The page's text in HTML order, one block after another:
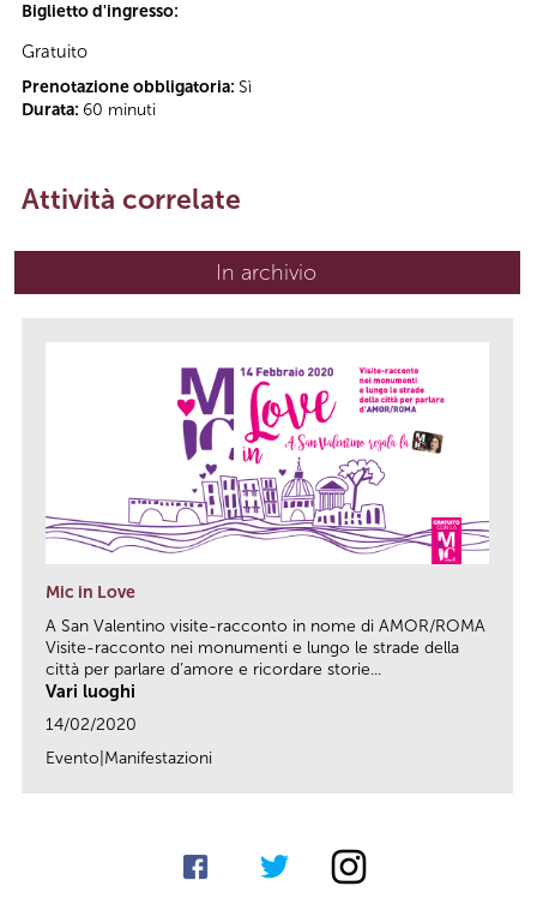
Biglietto d'ingresso:
Gratuito
Prenotazione obbligatoria: Sì
Durata: 60 minuti
Attività correlate
In archivio
Mic in Love
A San Valentino visite-racconto in nome di AMOR/ROMA
Visite-racconto nei monumenti e lungo le strade della
città per parlare d’amore e ricordare storie...
Vari luoghi
14/02/2020
Evento|Manifestazioni